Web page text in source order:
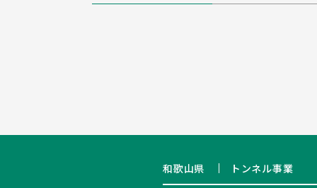
和歌山県 トンネル事業